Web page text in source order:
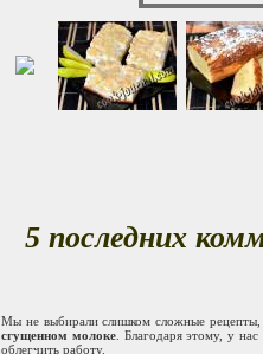
5 последних
Мы не выбирали слишком сложные рецепты,
сгущенном молоке. Благодаря этому, у
облегчить работу.